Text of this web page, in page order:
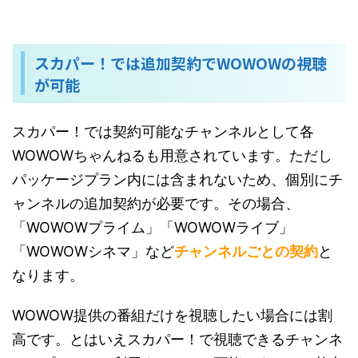
スカパー！では追加契約でWOWOWの視聴
が可能
スカパー！では契約可能なチャンネルとして各
WOWOWちゃんねるも用意されています。ただし
パッケージプラン内には含まれないため、個別にチ
ャンネルの追加契約が必要です。その場合、
「WOWOWプライム」「WOWOWライブ」
「WOWOWシネマ」などチャンネルごとの契約と
なります。
WOWOW提供の番組だけを視聴したい場合には割
高です。とはいえスカパー！で視聴できるチャンネ